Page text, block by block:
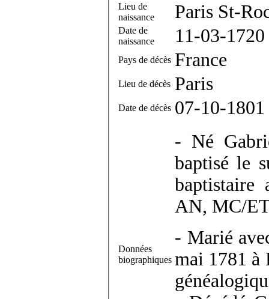
Lieu de
naissance
Paris St-
Date de
naissance
11-03-1720
Pays de décès France
Lieu de décès Paris
Date de décès 07-10-1801
Données
biographiques
- Né
baptisé le
baptistaire
AN, MC/
- Marié
mai 1781 à